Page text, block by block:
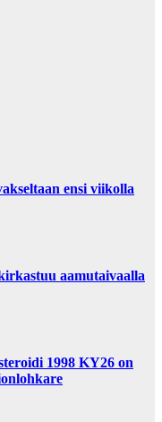
ensi viikolla
aamutaivaalla
1998 KY26 on